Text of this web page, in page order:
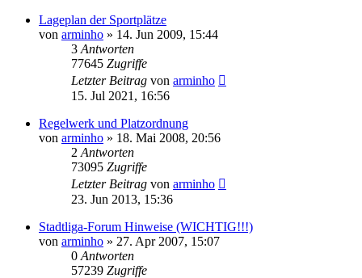
Lageplan der Sportplätze
von arminho » 14. Jun 2009, 15:44
3 Antworten
77645 Zugriffe
Letzter Beitrag von arminho
15. Jul 2021, 16:56
Regelwerk und Platzordnung
von arminho » 18. Mai 2008, 20:56
2 Antworten
73095 Zugriffe
Letzter Beitrag von arminho
23. Jun 2013, 15:36
Stadtliga-Forum Hinweise (WICHTIG!!!)
von arminho » 27. Apr 2007, 15:07
0 Antworten
57239 Zugriffe